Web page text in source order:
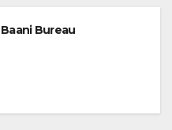
Bureau